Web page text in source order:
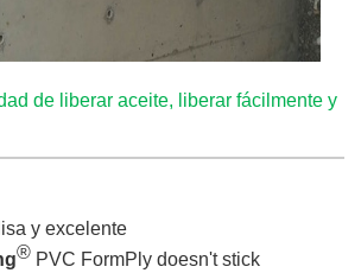
de liberar aceite, liberar fácilmente y
y excelente
® PVC FormPly doesn't stick